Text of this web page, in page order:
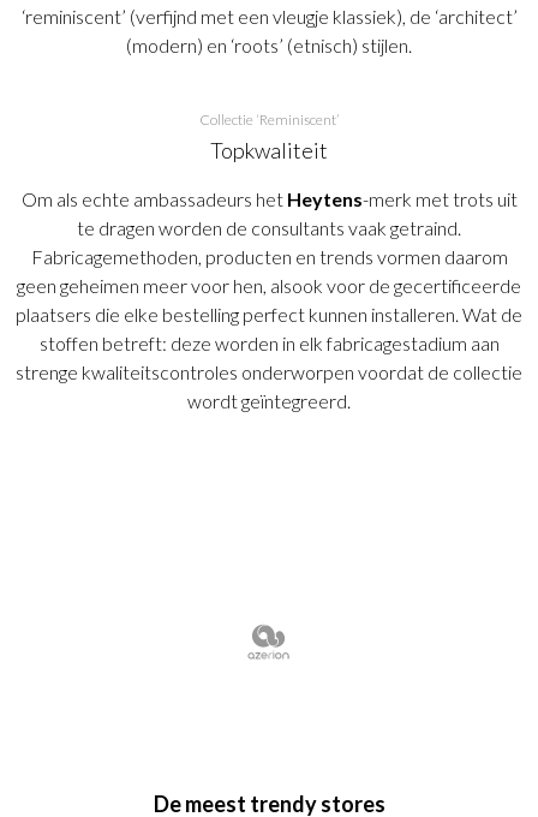
‘reminiscent’ (verfijnd met een vleugje klassiek), de ‘architect’
(modern) en ‘roots’ (etnisch) stijlen.
Collectie ‘Reminiscent’
Topkwaliteit
Om als echte ambassadeurs het Heytens-merk met trots uit
te dragen worden de consultants vaak getraind.
Fabricagemethoden, producten en trends vormen daarom
geen geheimen meer voor hen, alsook voor de gecertificeerde
plaatsers die elke bestelling perfect kunnen installeren. Wat de
stoffen betreft: deze worden in elk fabricagestadium aan
strenge kwaliteitscontroles onderworpen voordat de collectie
wordt geïntegreerd.
De meest trendy stores